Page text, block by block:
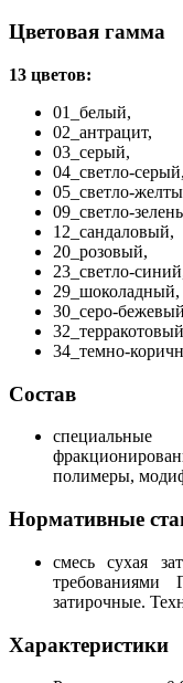
Цветовая гамма
13 цветов:
01_белый,
02_антрацит,
03_серый,
04_светло-серый,
05_светло-
09_светло-
12_сандаловый,
20_розовый,
23_светло-
29_шоколадный,
30_серо-
34_темно-
Состав
полимеры,
Нормативные
смесь сухая
затирочные.
Характеристики